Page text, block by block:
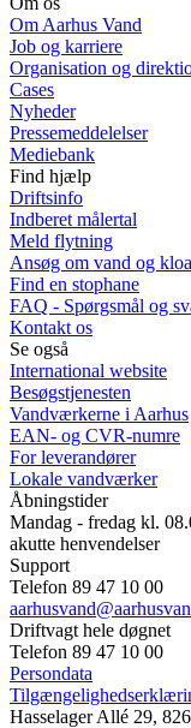
Om Aarhus Vand
Job og karriere
Organisation og
Cases
Nyheder
Pressemeddelelser
Mediebank
Find hjælp
Driftsinfo
Indberet målertal
Meld flytning
Ansøg om vand og
Find en stophane
FAQ - Spørgsmål og
Kontakt os
Se også
International website
Besøgstjenesten
Vandværkerne i Aarhus
EAN- og CVR-numre
For leverandører
Lokale vandværker
Åbningstider
Mandag - fredag kl.
akutte henvendelser
Support
Telefon 89 47 10 00
Driftvagt hele døgnet
Telefon 89 47 10 00
Persondata
Hasselager Allé 29,